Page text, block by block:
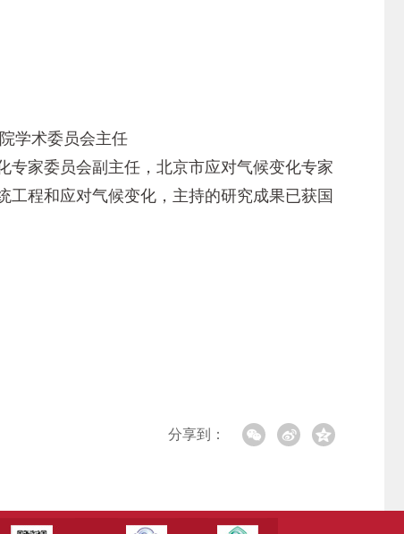
学术委员会主任
家委员会副主任，北京市应对气候变化专家
程和应对气候变化，主持的研究成果已获国
分享到：